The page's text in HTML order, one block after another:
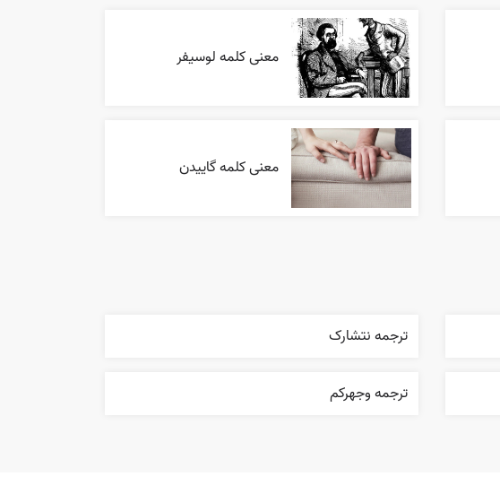
معنی کلمه لوسیفر
معنی کلمه گاییدن
ترجمه نتشارک
ترجمه وجهرکم